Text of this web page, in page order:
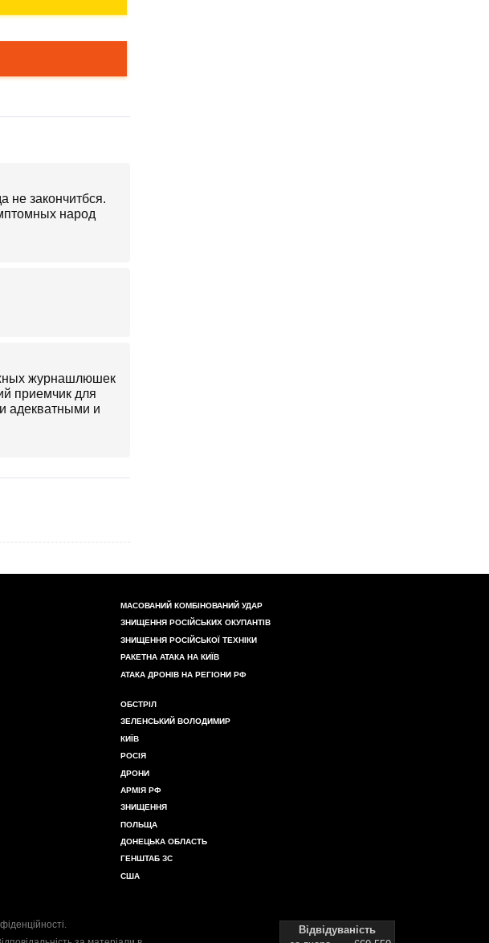
не закончитбся.
народ
журнашлюшек
приемчик для
адекватными и
МАСОВАНИЙ КОМБІНОВАНИЙ УДАР
ЗНИЩЕННЯ РОСІЙСЬКИХ ОКУПАНТІВ
ЗНИЩЕННЯ РОСІЙСЬКОЇ ТЕХНІКИ
РАКЕТНА АТАКА НА КИЇВ
АТАКА ДРОНІВ НА РЕГІОНИ РФ
ОБСТРІЛ
ЗЕЛЕНСЬКИЙ ВОЛОДИМИР
КИЇВ
РОСІЯ
ДРОНИ
АРМІЯ РФ
ЗНИЩЕННЯ
ПОЛЬЩА
ДОНЕЦЬКА ОБЛАСТЬ
ГЕНШТАБ ЗС
США
.
Відвідуваність